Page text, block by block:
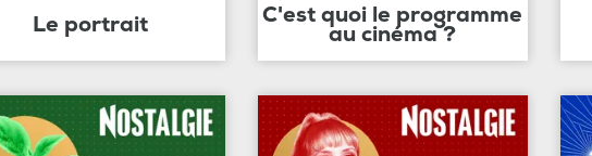
Le portrait C'est quoi le programme
au cinéma ?